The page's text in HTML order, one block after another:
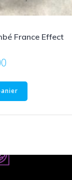
France Effect